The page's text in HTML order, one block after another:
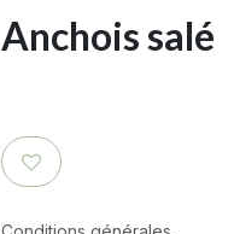
Anchois salé